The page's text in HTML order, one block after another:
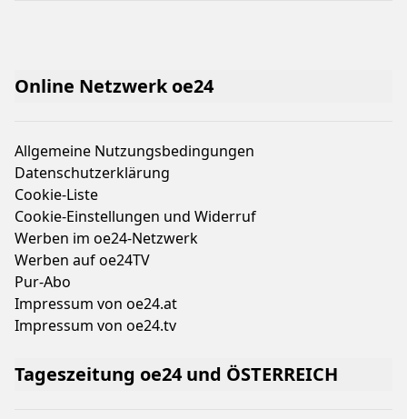
Online Netzwerk oe24
Allgemeine Nutzungsbedingungen
Datenschutzerklärung
Cookie-Liste
Cookie-Einstellungen und Widerruf
Werben im oe24-Netzwerk
Werben auf oe24TV
Pur-Abo
Impressum von oe24.at
Impressum von oe24.tv
Tageszeitung oe24 und ÖSTERREICH